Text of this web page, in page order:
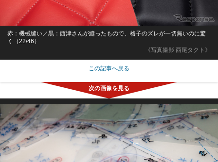
《写真撮影 西尾タクト》
赤：機械縫い／黒：西津さんが縫ったもので、格子のズレが一切無いのに驚
く（22/46）
この記事へ戻る